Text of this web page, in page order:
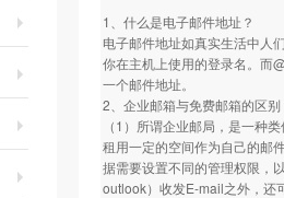
1、什么是电子邮件地址？
电子邮件地址如真实生活中人
你在主机上使用的登录名。而
一个邮件地址。
2、企业邮箱与免费邮箱的区
（1）所谓企业邮局，是一种
租用一定的空间作为自己的邮
据需要设置不同的管理权限，
outlook）收发E-mail之外，还